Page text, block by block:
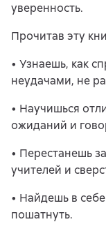
уверенность.
Прочитав эту
• Узнаешь, как
неудачами, не
• Научишься
ожиданий и
• Перестанешь
учителей и
• Найдешь в
пошатнуть.